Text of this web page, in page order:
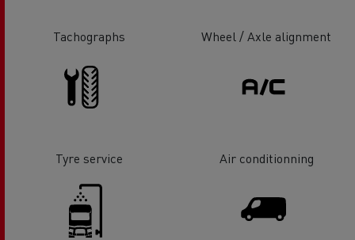
Tachographs Wheel / Axle alignment
Tyre service Air conditionning